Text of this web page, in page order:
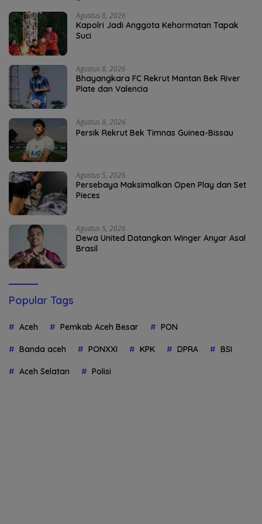
Agustus 8, 2026
Kapolri Jadi Anggota Kehormatan Tapak
Suci
Agustus 8, 2026
Bhayangkara FC Rekrut Mantan Bek River
Plate dan Valencia
Agustus 8, 2026
Persik Rekrut Bek Timnas Guinea-Bissau
Agustus 5, 2026
Persebaya Maksimalkan Open Play dan Set
Pieces
Agustus 5, 2026
Dewa United Datangkan Winger Anyar Asal
Brasil
Popular Tags
Aceh Pemkab Aceh Besar PON
Banda aceh PONXXI KPK DPRA BSI
Aceh Selatan Polisi